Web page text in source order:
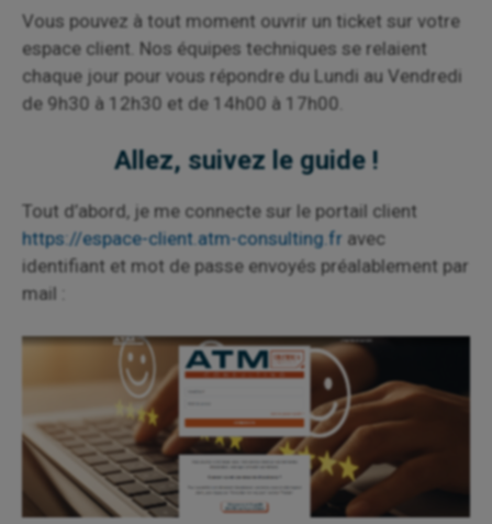
Vous pouvez à tout moment ouvrir un ticket sur votre
espace client. Nos équipes techniques se relaient
chaque jour pour vous répondre du Lundi au Vendredi
de 9h30 à 12h30 et de 14h00 à 17h00.
Allez, suivez le guide !
Tout d’abord, je me connecte sur le portail client
https://espace-client.atm-consulting.fr avec
identifiant et mot de passe envoyés préalablement par
mail :